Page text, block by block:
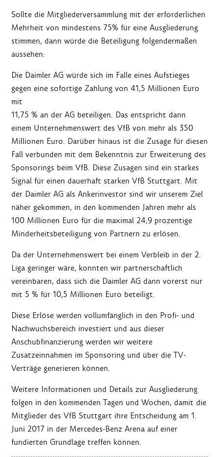
Sollte die Mitgliederversammlung mit der erforderlichen
Mehrheit von mindestens 75% für eine Ausgliederung
stimmen, dann würde die Beteiligung folgendermaßen
aussehen:
Die Daimler AG würde sich im Falle eines Aufstieges
gegen eine sofortige Zahlung von 41,5 Millionen Euro
mit
11,75 % an der AG beteiligen. Das entspricht dann
einem Unternehmenswert des VfB von mehr als 350
Millionen Euro. Darüber hinaus ist die Zusage für diesen
Fall verbunden mit dem Bekenntnis zur Erweiterung des
Sponsorings beim VfB. Diese Zusagen sind ein starkes
Signal für einen dauerhaft starken VfB Stuttgart. Mit
der Daimler AG als Ankerinvestor sind wir unserem Ziel
näher gekommen, in den kommenden Jahren mehr als
100 Millionen Euro für die maximal 24,9 prozentige
Minderheitsbeteiligung von Partnern zu erlösen.
Da der Unternehmenswert bei einem Verbleib in der 2.
Liga geringer wäre, konnten wir partnerschaftlich
vereinbaren, dass sich die Daimler AG dann vorerst nur
mit 5 % für 10,5 Millionen Euro beteiligt.
Diese Erlöse werden vollumfänglich in den Profi- und
Nachwuchsbereich investiert und aus dieser
Anschubfinanzierung werden wir weitere
Zusatzeinnahmen im Sponsoring und über die TV-
Verträge generieren können.
Weitere Informationen und Details zur Ausgliederung
folgen in den kommenden Tagen und Wochen, damit die
Mitglieder des VfB Stuttgart ihre Entscheidung am 1.
Juni 2017 in der Mercedes-Benz Arena auf einer
fundierten Grundlage treffen können.